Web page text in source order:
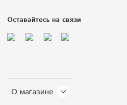
О магазине
Оставайтесь на связи